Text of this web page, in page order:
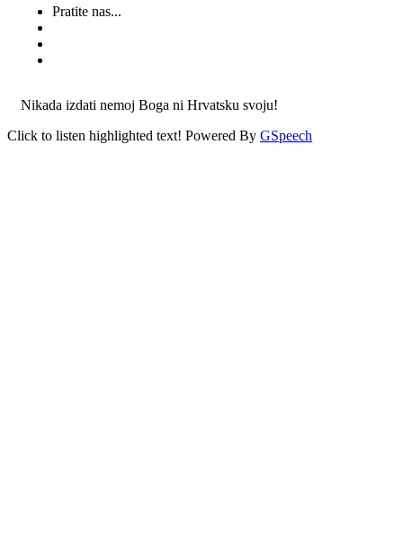
Pratite nas...
Nikada izdati nemoj Boga ni Hrvatsku svoju!
Click to listen highlighted text! Powered By GSpeech